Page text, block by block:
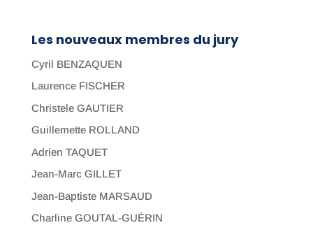
Les nouveaux membres du jury
Cyril BENZAQUEN
Laurence FISCHER
Christele GAUTIER
Guillemette ROLLAND
Adrien TAQUET
Jean-Marc GILLET
Jean-Baptiste MARSAUD
Charline GOUTAL-GUÉRIN